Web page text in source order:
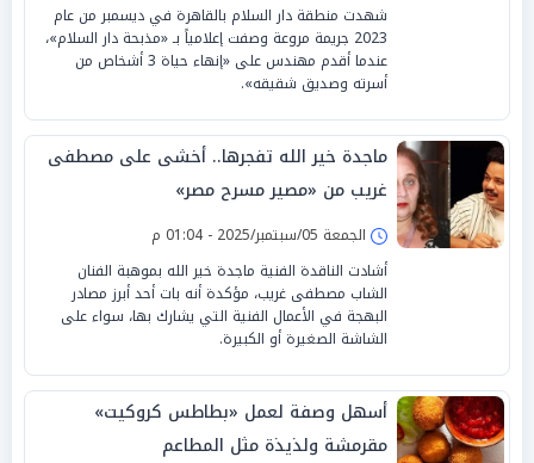
شهدت منطقة دار السلام بالقاهرة في ديسمبر من عام
2023 جريمة مروعة وصفت إعلامياً بـ «مذبحة دار السلام»،
عندما أقدم مهندس على «إنهاء حياة 3 أشخاص من
أسرته وصديق شقيقه».
ماجدة خير الله تفجرها.. أخشى على مصطفى
غريب من «مصير مسرح مصر»
الجمعة 05/سبتمبر/2025 - 01:04 م
أشادت الناقدة الفنية ماجدة خير الله بموهبة الفنان
الشاب مصطفى غريب، مؤكدة أنه بات أحد أبرز مصادر
البهجة في الأعمال الفنية التي يشارك بها، سواء على
الشاشة الصغيرة أو الكبيرة.
أسهل وصفة لعمل «بطاطس كروكيت»
مقرمشة ولذيذة مثل المطاعم